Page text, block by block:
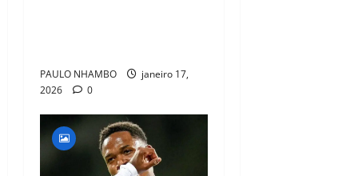
PAULO NHAMBO
janeiro 17,
2026
0